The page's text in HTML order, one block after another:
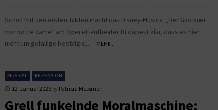
Schon mit den ersten Takten macht das Disney-Musical „Der Glöckner
von Notre Dame“ am Operettentheater Budapest klar, dass es hier
nicht um gefällige Nostalgie,...
MEHR...
MUSICAL REZENSION
12. Januar 2026 by Patricia Messmer
Grell funkelnde Moralmaschine: